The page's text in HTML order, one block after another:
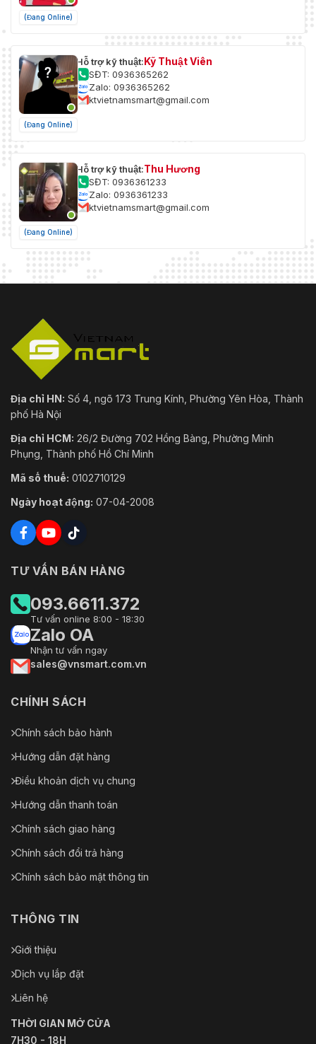
(Đang Online)
(Đang Online)
Hỗ trợ kỹ thuật:Kỹ Thuật Viên
SĐT: 0936365262
Zalo: 0936365262
ktvietnamsmart@gmail.com
(Đang Online)
Hỗ trợ kỹ thuật:Thu Hương
SĐT: 0936361233
Zalo: 0936361233
ktvietnamsmart@gmail.com
Địa chỉ HN: Số 4, ngõ 173 Trung Kính, Phường Yên Hòa, Thành
phố Hà Nội
Địa chỉ HCM: 26/2 Đường 702 Hồng Bàng, Phường Minh
Phụng, Thành phố Hồ Chí Minh
Mã số thuế: 0102710129
Ngày hoạt động: 07-04-2008
TƯ VẤN BÁN HÀNG
093.6611.372
Tư vấn online 8:00 - 18:30
Zalo OA
Nhận tư vấn ngay
sales@vnsmart.com.vn
CHÍNH SÁCH
Chính sách bảo hành
Hướng dẫn đặt hàng
Điều khoản dịch vụ chung
Hướng dẫn thanh toán
Chính sách giao hàng
Chính sách đổi trả hàng
Chính sách bảo mật thông tin
THÔNG TIN
Giới thiệu
Dịch vụ lắp đặt
Liên hệ
THỜI GIAN MỞ CỬA
7H30 - 18H